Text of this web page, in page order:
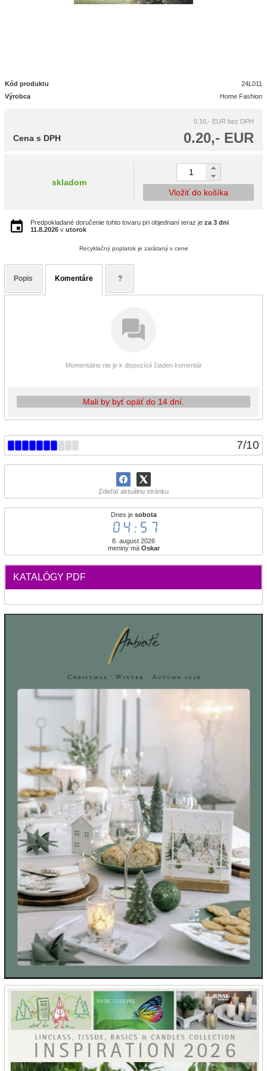
7/10
Zdieľať aktuálnu stránku
Dnes je sobota
04:57
8. august 2026
meniny má Oskar
KATALÓGY PDF
Kód produktu
24L011
Výrobca
Home Fashion
0.16,- EUR bez DPH
0.20,- EUR
Cena s DPH
skladom
Vložiť do košíka
Predpokladané doručenie tohto tovaru pri objednaní teraz je za 3 dni
11.8.2026 v utorok
Recyklačný poplatok je zarátaný v cene
Popis Komentáre ?
Momentálne nie je k dispozícií žiaden komentár
Mali by byť opäť do 14 dní.